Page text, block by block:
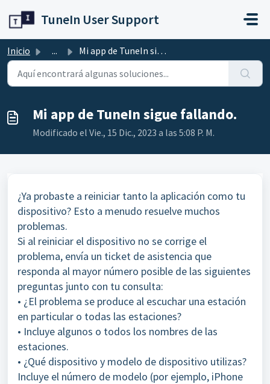
TuneIn User Support
Inicio ... Mi app de TuneIn sigue fallando.
Mi app de TuneIn sigue fallando.
Modificado el Vie., 15 Dic., 2023 a las 5:08 P. M.
¿Ya probaste a reiniciar tanto la aplicación como tu
dispositivo? Esto a menudo resuelve muchos
problemas.
Si al reiniciar el dispositivo no se corrige el
problema, envía un ticket de asistencia que
responda al mayor número posible de las siguientes
preguntas junto con tu consulta:
• ¿El problema se produce al escuchar una estación
en particular o todas las estaciones?
• Incluye algunos o todos los nombres de las
estaciones.
• ¿Qué dispositivo y modelo de dispositivo utilizas?
Incluye el número de modelo (por ejemplo, iPhone